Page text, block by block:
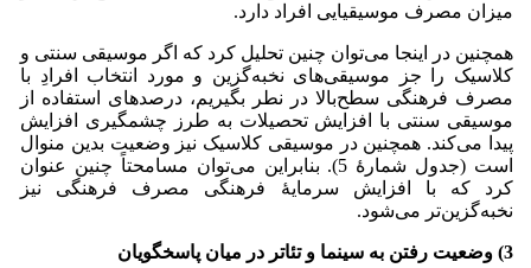
میزان مصرف موسیقیایی افراد دارد.
همچنین در اینجا می‌توان چنین تحلیل کرد که اگر موسیقی سنتی و
کلاسیک را جز موسیقی‌های نخبه‌گزین و مورد انتخاب افرادِ با
مصرف فرهنگی‌ سطح‌بالا در نطر بگیریم، درصدهای استفاده از
موسیقی سنتی با افزایش تحصیلات به طرز چشمگیری افزایش
پیدا می‌کند. همچنین در موسیقی کلاسیک نیز وضعیت بدین منوال
است (جدول شمارۀ 5). بنابراین می‌توان مسامحتاً چنین عنوان
کرد که با افزایش سرمایۀ فرهنگی مصرف فرهنگی نیز
نخبه‌گزین‌تر می‌شود.
3) وضعیت رفتن به سینما و تئاتر در میان پاسخگویان